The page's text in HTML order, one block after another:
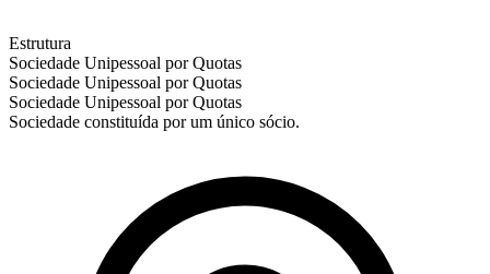
Estrutura
Sociedade Unipessoal por Quotas
Sociedade Unipessoal por Quotas
Sociedade Unipessoal por Quotas
Sociedade constituída por um único sócio.